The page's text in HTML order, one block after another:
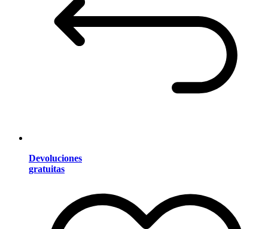
Devoluciones
gratuitas